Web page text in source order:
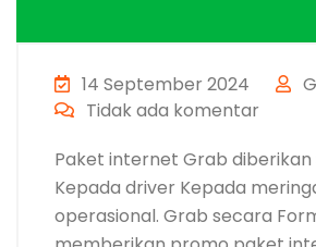
14 September 2024
Tidak ada komentar
Paket internet Grab diberikan
Kepada driver Kepada
operasional. Grab secara